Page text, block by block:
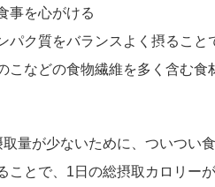
事を心がける
パク質をバランスよく摂ること
こなどの食物繊維を多く含む食
量が少ないために、ついつい
ことで、1日の総摂取カロリー